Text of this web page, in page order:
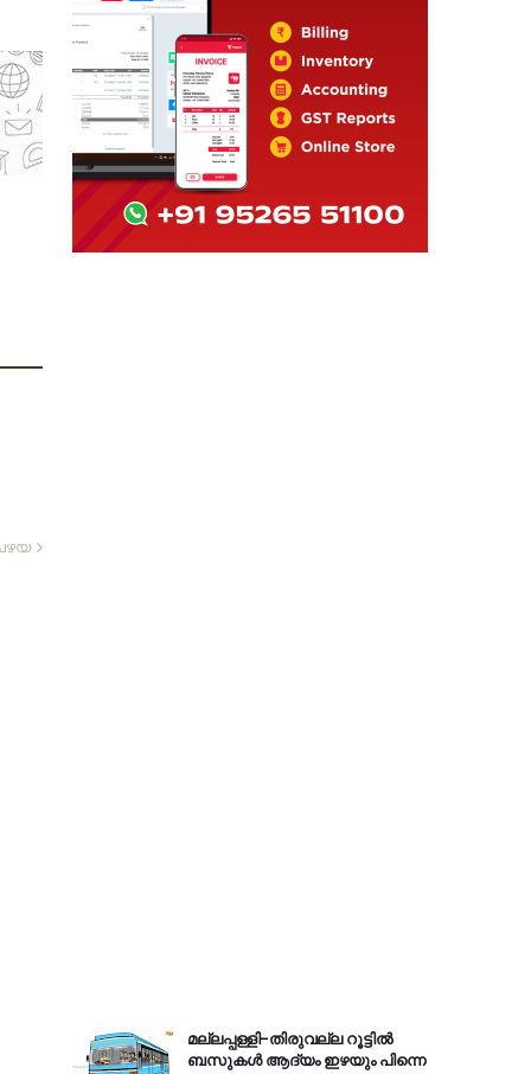
മല്ലപ്പള്ളി-തിരുവല്ല റൂട്ടിൽ
ബസുകൾ ആദ്യം ഇഴയും പിന്നെ